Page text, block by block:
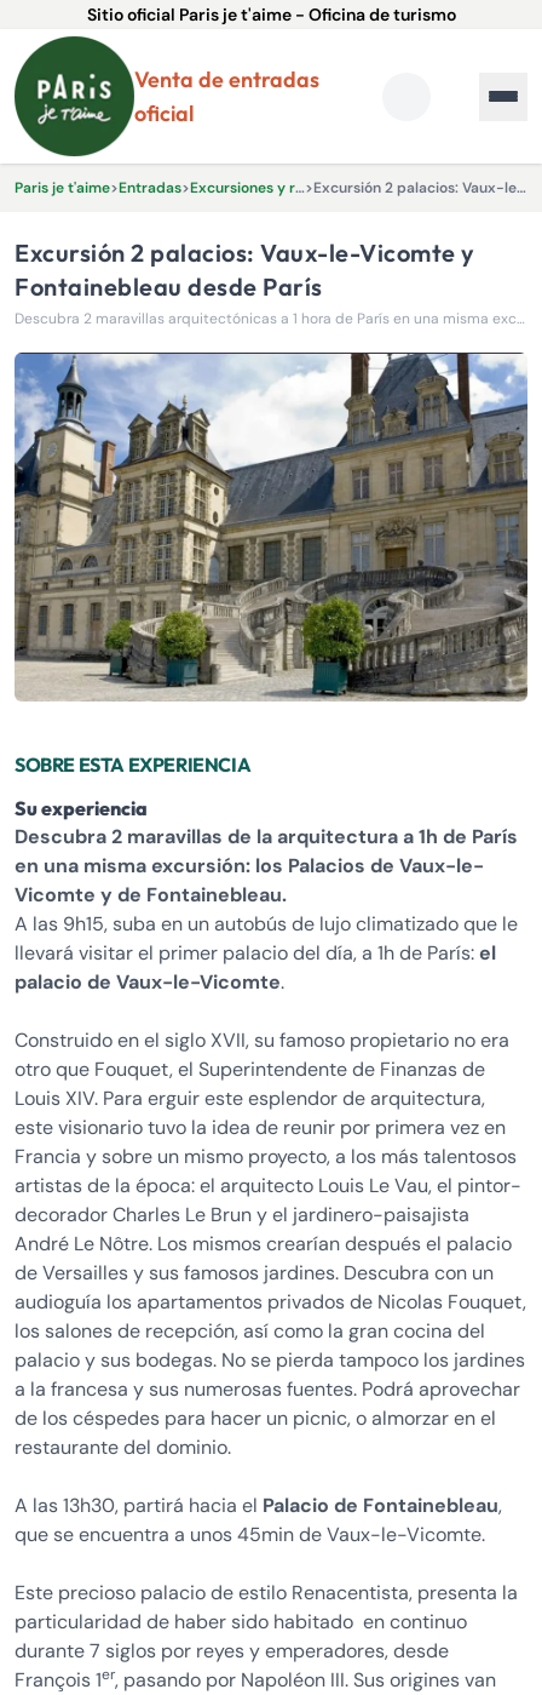
Sitio oficial Paris je t'aime - Oficina de turismo
Venta de entradas
oficial
Paris je t'aime>Entradas> Excursiones y recorridos en autobús> Excursión 2 palacios: Vaux-le-Vicomte y Fontainebleau desde París
Excursión 2 palacios: Vaux-le-Vicomte y
Fontainebleau desde París
Descubra 2 maravillas arquitectónicas a 1 hora de París en una misma excursión!
SOBRE ESTA EXPERIENCIA
Su experiencia
Descubra 2 maravillas de la arquitectura a 1h de París
en una misma excursión: los Palacios de Vaux-le-
Vicomte y de Fontainebleau.
A las 9h15, suba en un autobús de lujo climatizado que le
llevará visitar el primer palacio del día, a 1h de París:el
palacio de Vaux-le-Vicomte.
Construido en el siglo XVII, su famoso propietario no era
otro que Fouquet, el Superintendente de Finanzas de
Louis XIV. Para erguir este esplendor de arquitectura,
este visionario tuvo la idea de reunir por primera vez en
Francia y sobre un mismo proyecto, a los más talentosos
artistas de la época: el arquitecto Louis Le Vau, el pintor-
decorador Charles Le Brun y el jardinero-paisajista
André Le Nôtre. Los mismos crearían después el palacio
de Versailles y sus famosos jardines. Descubra con un
audioguía los apartamentos privados de Nicolas Fouquet,
los salones de recepción, así como la gran cocina del
palacio y sus bodegas. No se pierda tampoco los jardines
a la francesa y sus numerosas fuentes. Podrá aprovechar
de los céspedes para hacer un picnic, o almorzar en el
restaurante del dominio.
A las 13h30, partirá hacia el Palacio de Fontainebleau,
que se encuentra a unos 45min de Vaux-le-Vicomte.
Este precioso palacio de estilo Renacentista, presenta la
particularidad de haber sido habitado en continuo
durante 7 siglos por reyes y emperadores, desde
François 1er, pasando por Napoléon III. Sus origines van